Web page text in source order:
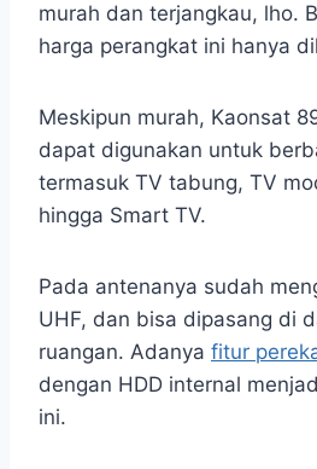
murah dan terjangkau, lho.
harga perangkat ini hanya
Meskipun murah, Kaonsat
dapat digunakan untuk
termasuk TV tabung, TV
hingga Smart TV.
Pada antenanya sudah
UHF, dan bisa dipasang di
ruangan. Adanya fitur
dengan HDD internal
ini.